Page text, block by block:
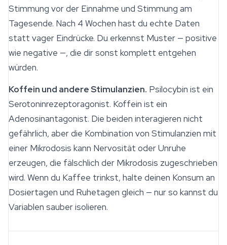
Stimmung vor der Einnahme und Stimmung am
Tagesende. Nach 4 Wochen hast du echte Daten
statt vager Eindrücke. Du erkennst Muster — positive
wie negative —, die dir sonst komplett entgehen
würden.
Koffein und andere Stimulanzien. Psilocybin ist ein
Serotoninrezeptoragonist. Koffein ist ein
Adenosinantagonist. Die beiden interagieren nicht
gefährlich, aber die Kombination von Stimulanzien mit
einer Mikrodosis kann Nervosität oder Unruhe
erzeugen, die fälschlich der Mikrodosis zugeschrieben
wird. Wenn du Kaffee trinkst, halte deinen Konsum an
Dosiertagen und Ruhetagen gleich — nur so kannst du
Variablen sauber isolieren.